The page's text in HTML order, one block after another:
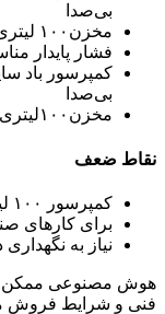
بی‌صدا
مخزن۱۰۰ لیتری برای تامین هوای مداوم
فشار پایدار
بی‌صدا
مخزن۱۰۰لیتری برای تامین هوای مداوم
نقاط ضعف
کمپرسور ۱۰۰ لیتری جابجایی سختی دارد
برای کارهای
نیاز به
هوش مصنوعی ممکن
فنی و شرایط فروش